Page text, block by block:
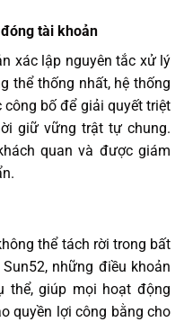
tài khoản
xác lập nguyên tắc xử lý
thể thống nhất, hệ thống
bố để giải quyết triệt
giữ vững trật tự chung.
quan và được giám
thể tách rời trong bất
những điều khoản
thể, giúp mọi hoạt động
quyền lợi công bằng cho